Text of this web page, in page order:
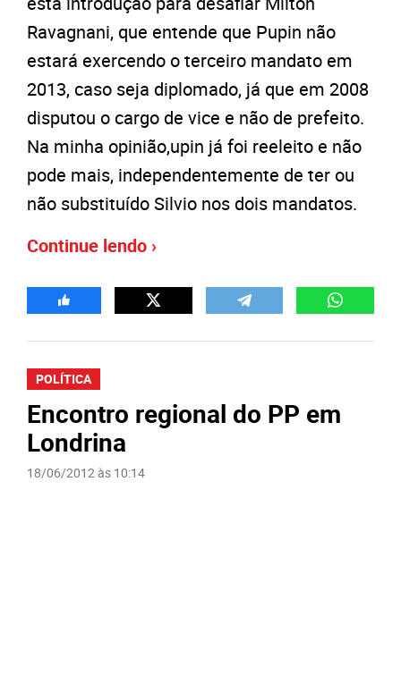
Ravagnani, que entende que Pupin não
estará exercendo o terceiro mandato em
2013, caso seja diplomado, já que em 2008
disputou o cargo de vice e não de prefeito.
Na minha opinião,upin já foi reeleito e não
pode mais, independentemente de ter ou
não substituído Silvio nos dois mandatos.
Continue lendo ›
POLÍTICA
Encontro regional do PP em
Londrina
18/06/2012 às 10:14